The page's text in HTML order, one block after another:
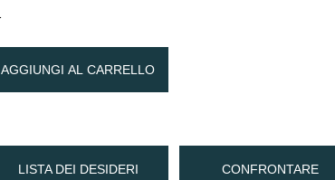
AGGIUNGI AL CARRELLO
LISTA DEI DESIDERI CONFRONTARE